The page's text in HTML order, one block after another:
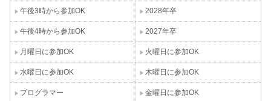
午後3時から参加OK 2028年卒
午後4時から参加OK 2027年卒
月曜日に参加OK 火曜日に参加OK
水曜日に参加OK 木曜日に参加OK
プログラマー 金曜日に参加OK